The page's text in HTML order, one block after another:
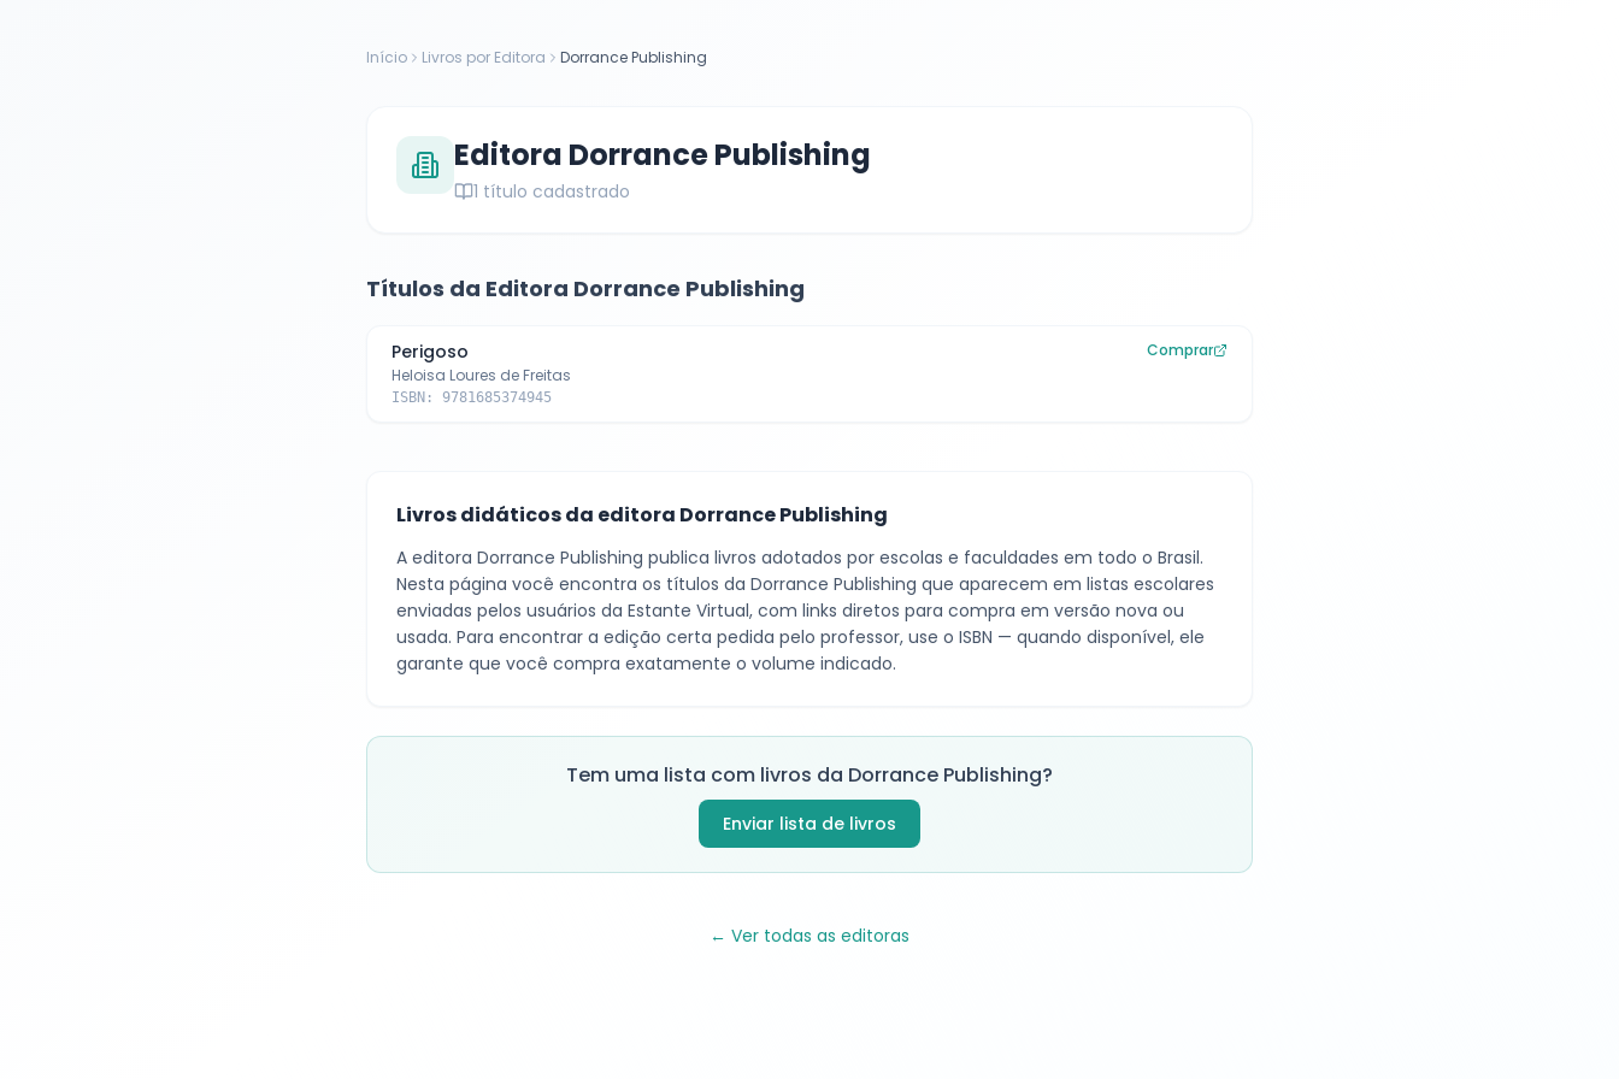
Início Livros por Editora Dorrance Publishing
Editora Dorrance Publishing
1 título cadastrado
Títulos da Editora Dorrance Publishing
Perigoso
Heloisa Loures de Freitas
ISBN: 9781685374945
Comprar
Livros didáticos da editora Dorrance Publishing
A editora Dorrance Publishing publica livros adotados por escolas e faculdades em todo o Brasil.
Nesta página você encontra os títulos da Dorrance Publishing que aparecem em listas escolares
enviadas pelos usuários da Estante Virtual, com links diretos para compra em versão nova ou
usada. Para encontrar a edição certa pedida pelo professor, use o ISBN — quando disponível, ele
garante que você compra exatamente o volume indicado.
Tem uma lista com livros da Dorrance Publishing?
Enviar lista de livros
← Ver todas as editoras